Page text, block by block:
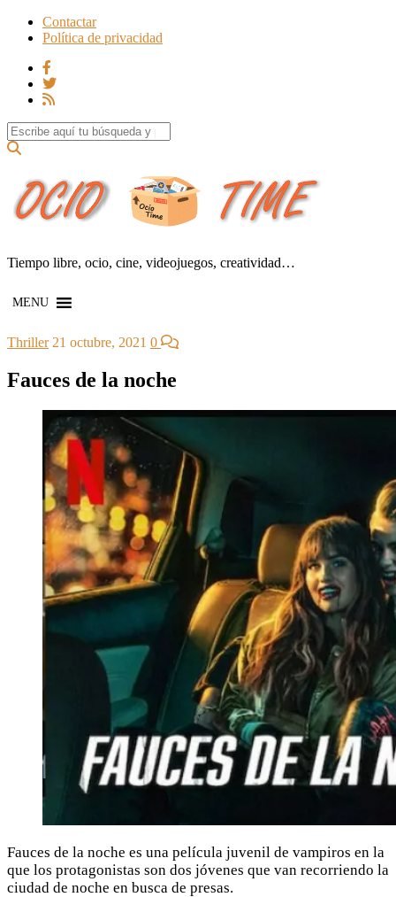
Contactar
Política de privacidad
Search for:
Tiempo libre, ocio, cine, videojuegos, creatividad…
MENU
Thriller 21 octubre, 2021 0
Fauces de la noche
Fauces de la noche es una película juvenil de vampiros en la
que los protagonistas son dos jóvenes que van recorriendo la
ciudad de noche en busca de presas.